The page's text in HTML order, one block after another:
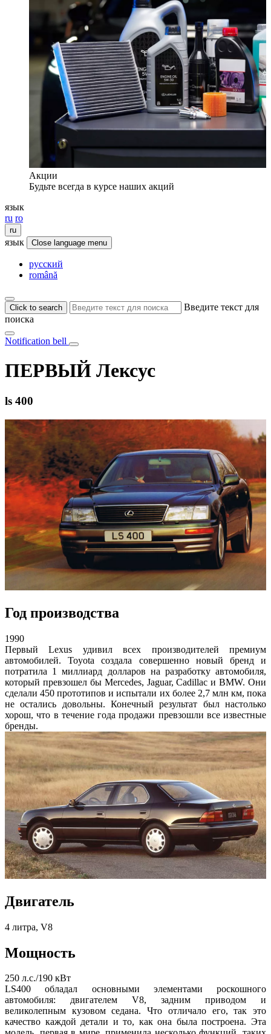
Акции
Будьте всегда в курсе наших акций
язык
ru ro
ru
язык Close language menu
русский
română
Click to search
Введите текст для
поиска
Notification bell
ПЕРВЫЙ Лексус
ls 400
Год производства
1990
Первый Lexus удивил всех производителей премиум
автомобилей. Toyota создала совершенно новый бренд и
потратила 1 миллиард долларов на разработку автомобиля,
который превзошел бы Mercedes, Jaguar, Cadillac и BMW. Они
сделали 450 прототипов и испытали их более 2,7 млн ​​км, пока
не остались довольны. Конечный результат был настолько
хорош, что в течение года продажи превзошли все известные
бренды.
Двигатель
4 литра, V8
Мощность
250 л.с./190 кВт
LS400 обладал основными элементами роскошного
автомобиля: двигателем V8, задним приводом и
великолепным кузовом седана. Что отличало его, так это
качество каждой детали и то, как она была построена. Эта